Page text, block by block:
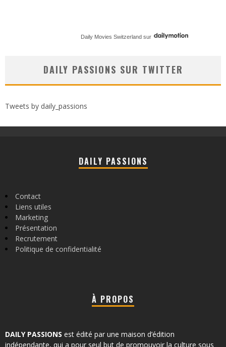
Daily Movies Switzerland sur
DAILY PASSIONS SUR TWITTER
Tweets by daily_passions
DAILY PASSIONS
Contact
Liens utiles
Marketing
Présentation
Recrutement
Politique de confidentialité
À PROPOS
DAILY PASSIONS est édité par une maison d’édition
indépendante, qui a pour seul but de promouvoir la culture sous